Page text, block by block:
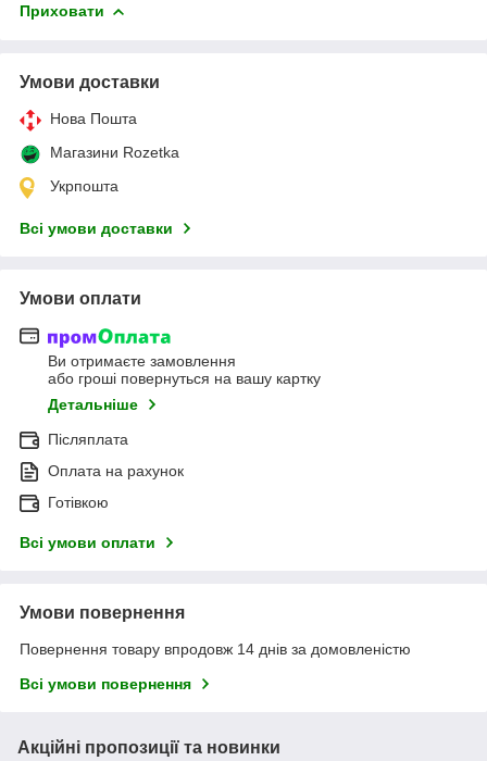
Приховати
Умови доставки
Нова Пошта
Магазини Rozetka
Укрпошта
Всі умови доставки
Умови оплати
Ви отримаєте замовлення
або гроші повернуться на вашу картку
Детальніше
Післяплата
Оплата на рахунок
Готівкою
Всі умови оплати
Умови повернення
Повернення товару впродовж 14 днів за домовленістю
Всі умови повернення
Акційні пропозиції та новинки